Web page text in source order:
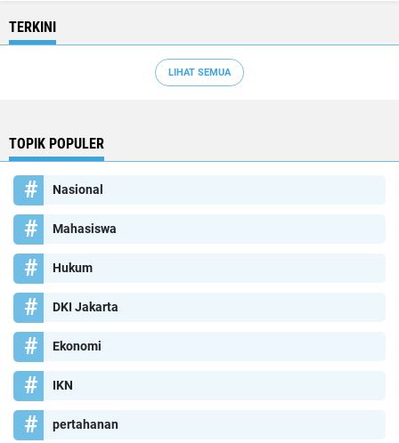
TERKINI
LIHAT SEMUA
TOPIK POPULER
Nasional
Mahasiswa
Hukum
DKI Jakarta
Ekonomi
IKN
pertahanan